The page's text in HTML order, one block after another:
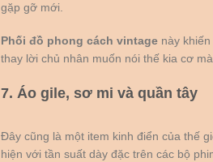
gặp gỡ mới.
Phối đồ phong cách vintagenày khiến
thay lời chủ nhân muốn nói thế kia cơ mà.
7. Áo gile, sơ mi và quần tây
Đây cũng là một item kinh điển của thế
hiện với tần suất dày đặc trên các bộ